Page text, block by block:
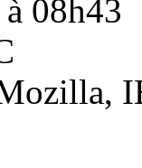
08h43